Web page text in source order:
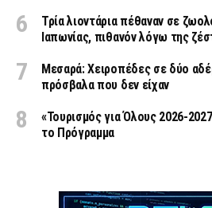
Τρία λιοντάρια πέθαναν σε
Ιαπωνίας, πιθανόν λόγω της
Μεσαρά: Χειροπέδες σε δύο
πρόσβαλα που δεν είχαν
«Τουρισμός για Όλους 2026-
το Πρόγραμμα